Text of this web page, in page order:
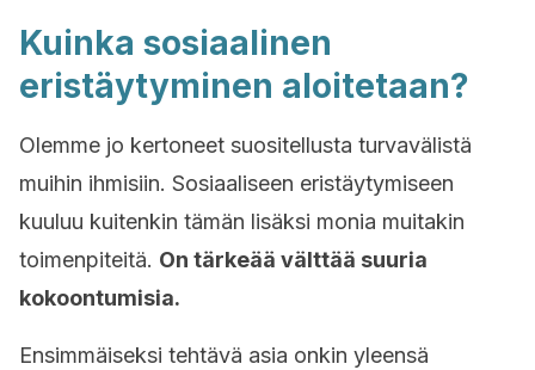
Kuinka sosiaalinen
eristäytyminen aloitetaan?
Olemme jo kertoneet suositellusta turvavälistä
muihin ihmisiin. Sosiaaliseen eristäytymiseen
kuuluu kuitenkin tämän lisäksi monia muitakin
toimenpiteitä. On tärkeää välttää suuria
kokoontumisia.
Ensimmäiseksi tehtävä asia onkin yleensä